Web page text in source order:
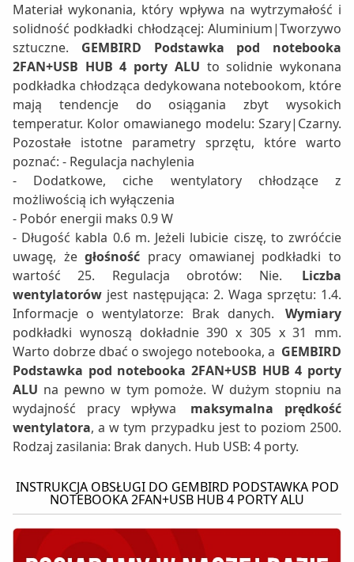
Materiał wykonania, który wpływa na wytrzymałość i
solidność podkładki chłodzącej: Aluminium|Tworzywo
sztuczne. GEMBIRD Podstawka pod notebooka
2FAN+USB HUB 4 porty ALU to solidnie wykonana
podkładka chłodząca dedykowana notebookom, które
mają tendencje do osiągania zbyt wysokich
temperatur. Kolor omawianego modelu: Szary|Czarny.
Pozostałe istotne parametry sprzętu, które warto
poznać: - Regulacja nachylenia
- Dodatkowe, ciche wentylatory chłodzące z
możliwością ich wyłączenia
- Pobór energii maks 0.9 W
- Długość kabla 0.6 m. Jeżeli lubicie ciszę, to zwróćcie
uwagę, żegłośność pracy omawianej podkładki to
wartość 25. Regulacja obrotów: Nie.
Liczba
wentylatorów jest następująca: 2. Waga sprzętu: 1.4.
Informacje o wentylatorze: Brak danych.
Wymiary
podkładki wynoszą dokładnie 390 x 305 x 31 mm.
Warto dobrze dbać o swojego notebooka, a GEMBIRD
Podstawka pod notebooka 2FAN+USB HUB 4 porty
ALU na pewno w tym pomoże. W dużym stopniu na
wydajność pracy wpływa
maksymalna prędkość
wentylatora, a w tym przypadku jest to poziom 2500.
Rodzaj zasilania: Brak danych. Hub USB: 4 porty.
INSTRUKCJA OBSŁUGI DO GEMBIRD PODSTAWKA POD
NOTEBOOKA 2FAN+USB HUB 4 PORTY ALU